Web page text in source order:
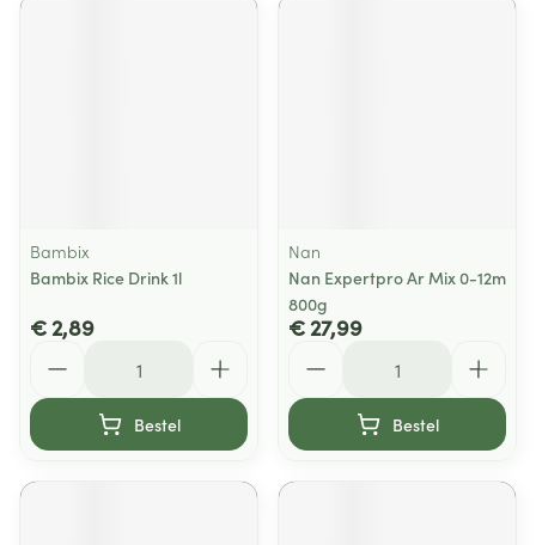
Bambix
Bambix Rice Drink 1l
€ 2,89
Bestel
Nan
Nan Expertpro Ar Mix 0-12m
800g
€ 27,99
Bestel